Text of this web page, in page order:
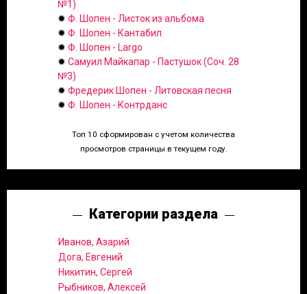
№1)
✹ Ф. Шопен - Листок из альбома
✹ Ф. Шопен - Кантабил
✹ Ф. Шопен - Largo
✹ Самуил Майкапар - Пастушок (Соч. 28
№3)
✹ Фредерик Шопен - Литовская песня
✹ Ф. Шопен - Контрданс
Топ 10 сформирован с учетом количества
просмотров страницы в текущем году.
Категории раздела
Иванов, Азарий
Дога, Евгений
Никитин, Сергей
Рыбников, Алексей